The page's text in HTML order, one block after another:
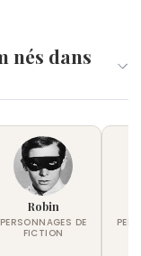
nés dans
Robin
PERSONNAGES DE
FICTION